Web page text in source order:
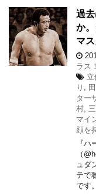
過
か
マ
ラス！
り
ター
村
マイ
顔を
『
（
ュダ
テで
です